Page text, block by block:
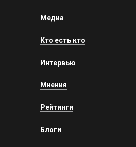
Медиа
Кто есть кто
Интервью
Мнения
Рейтинги
Блоги